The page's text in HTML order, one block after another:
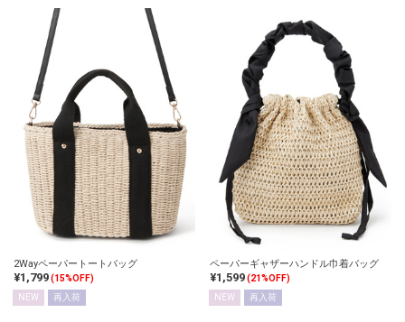
2Wayペーパートートバッグ
¥1,799(15%OFF)
NEW
再入荷
ペーパーギャザーハンドル巾着バッグ
¥1,599(21%OFF)
NEW
再入荷